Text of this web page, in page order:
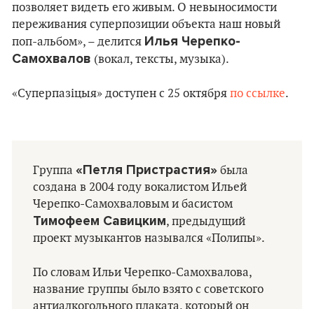
позволяет видеть его живым. О невыносимости
переживания суперпозиции объекта наш новый
поп-альбом», – делится Илья Черепко-
Самохвалов (вокал, тексты, музыка).
«Суперпазіцыя» доступен с 25 октября по ссылке.
Группа «Петля Пристрастия» была
создана в 2004 году вокалистом Ильей
Черепко-Самохваловым и басистом
Тимофеем Савицким, предыдущий
проект музыкантов назывался «Полипы».
По словам Ильи Черепко-Самохвалова,
название группы было взято с советского